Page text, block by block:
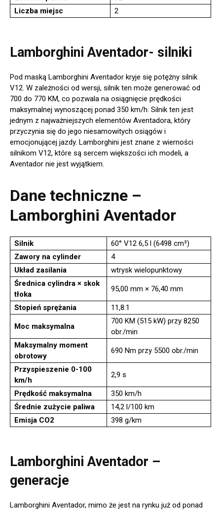
Liczba miejsc
2
Lamborghini Aventador- silniki
Pod maską Lamborghini Aventador kryje się potężny silnik
V12. W zależności od wersji, silnik ten może generować od
700 do 770 KM, co pozwala na osiągnięcie prędkości
maksymalnej wynoszącej ponad 350 km/h. Silnik ten jest
jednym z najważniejszych elementów Aventadora, który
przyczynia się do jego niesamowitych osiągów i
emocjonującej jazdy. Lamborghini jest znane z wierności
silnikom V12, które są sercem większości ich modeli, a
Aventador nie jest wyjątkiem.
Dane techniczne –
Lamborghini Aventador
Silnik
60° V12 6,5 l (6498 cm³)
Zawory na cylinder
4
Układ zasilania
wtrysk wielopunktowy
Średnica cylindra × skok
tłoka
95,00 mm × 76,40 mm
Stopień sprężania 11,8:1
Moc maksymalna
700 KM (515 kW) przy 8250
obr./min
Maksymalny moment
obrotowy
690 Nm przy 5500 obr./min
Przyspieszenie 0-100
km/h
2,9 s
Prędkość maksymalna
350 km/h
Średnie zużycie paliwa
14,2 l/100 km
Emisja CO2
398 g/km
Lamborghini Aventador –
generacje
Lamborghini Aventador, mimo że jest na rynku już od ponad